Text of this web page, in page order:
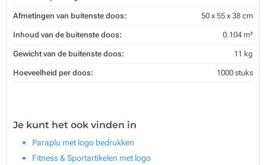
Afmetingen van buitenste doos: 50 x 55 x 38 cm
Inhoud van de buitenste doos: 0.104 m³
Gewicht van de buitenste doos: 11 kg
Hoeveelheid per doos: 1000 stuks
Je kunt het ook vinden in
Paraplu met logo bedrukken
Fitness & Sportartikelen met logo